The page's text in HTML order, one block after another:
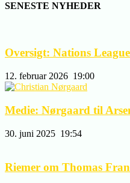
SENESTE NYHEDER
Oversigt: Nations
12. februar 2026 19:00
Medie: Nørgaard til
30. juni 2025 19:54
Riemer om Thomas